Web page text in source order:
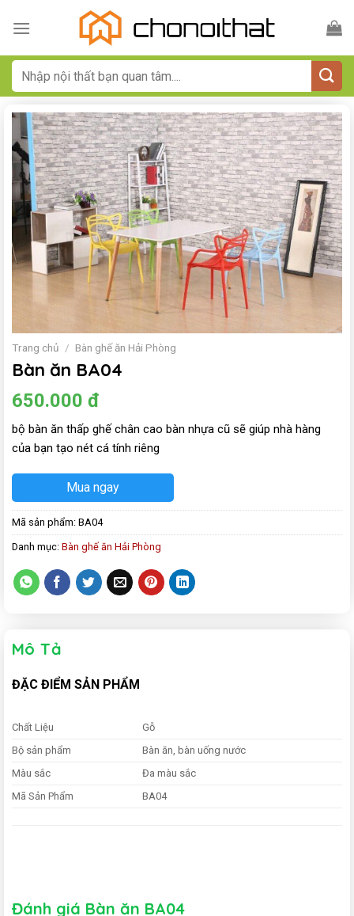
qua
dungTìm
kiếm:
Trang chủ / Bàn ghế ăn Hải Phòng
Bàn ăn BA04
650.000 đ
bộ bàn ăn thấp ghế chân cao bàn nhựa cũ sẽ giúp nhà hàng
của bạn tạo nét cá tính riêng
Mua ngay
Mã sản phẩm: BA04
Danh mục: Bàn ghế ăn Hải Phòng
Mô Tả
ĐẶC ĐIỂM SẢN PHẨM
Chất Liệu
Gỗ
Bộ sản phẩm
Bàn ăn, bàn uống nước
Màu sắc
Đa màu sắc
Mã Sản Phẩm
BA04
Đánh giá Bàn ăn BA04